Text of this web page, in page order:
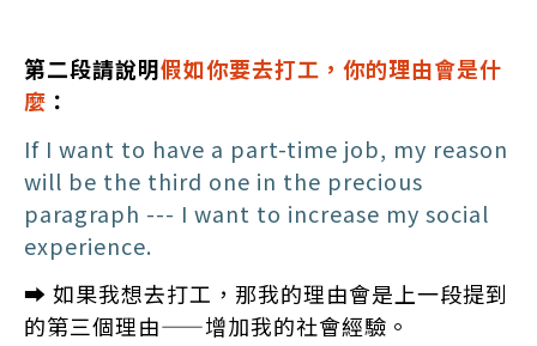
第二段請說明假如你要去打工，你的理由會是什
麼 ：
If I want to have a part-time job, my reason
will be the third one in the precious
paragraph --- I want to increase my social
experience.
➡️ 如果我想去打工，那我的理由會是上一段提到
的第三個理由——增加我的社會經驗。